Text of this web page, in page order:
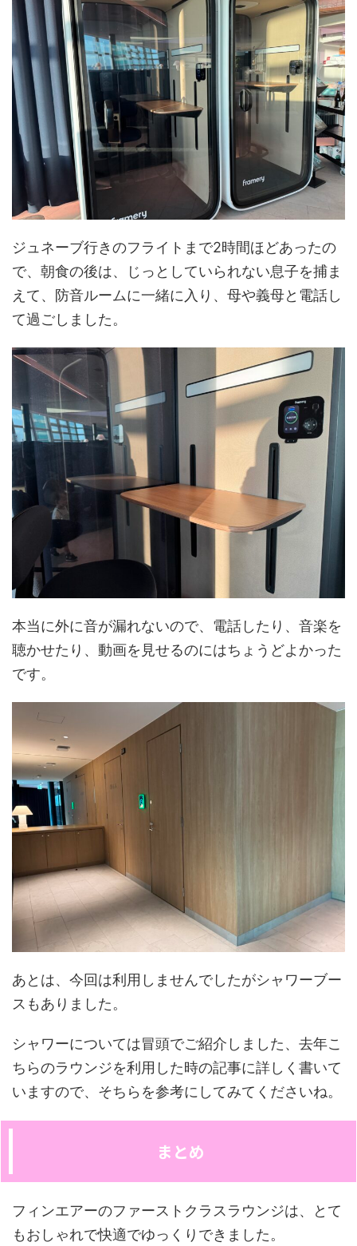
ジュネーブ行きのフライトまで2時間ほどあったの
で、朝食の後は、じっとしていられない息子を捕ま
えて、防音ルームに一緒に入り、母や義母と電話し
て過ごしました。
本当に外に音が漏れないので、電話したり、音楽を
聴かせたり、動画を見せるのにはちょうどよかった
です。
あとは、今回は利用しませんでしたがシャワーブー
スもありました。
シャワーについては冒頭でご紹介しました、去年こ
ちらのラウンジを利用した時の記事に詳しく書いて
いますので、そちらを参考にしてみてくださいね。
まとめ
フィンエアーのファーストクラスラウンジは、とて
もおしゃれで快適でゆっくりできました。